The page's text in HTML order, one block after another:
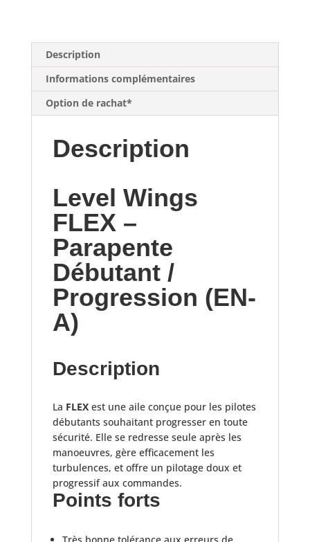
Description
Informations complémentaires
Option de rachat*
Description
Level Wings
FLEX –
Parapente
Débutant /
Progression (EN-
A)
Description
La FLEXest une aile conçue pour les pilotes
débutants souhaitant progresser en toute
sécurité. Elle se redresse seule après les
manoeuvres, gère efficacement les
turbulences, et offre un pilotage doux et
progressif aux commandes.
Points forts